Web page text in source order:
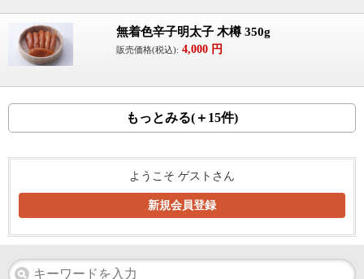
無着色辛子明太子 木樽 350g
販売価格(税込): 4,000 円
もっとみる(＋15件)
ようこそ ゲストさん
新規会員登録